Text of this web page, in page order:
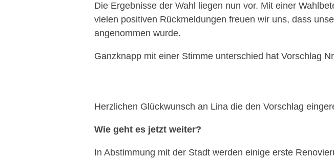
Die Ergebnisse der Wahl liegen nun vor. Mit einer
vielen positiven Rückmeldungen freuen wir uns, dass
angenommen wurde.
Ganzknapp mit einer Stimme unterschied hat Vorschlag
Herzlichen Glückwunsch an Lina die den Vorschlag
Wie geht es jetzt weiter?
In Abstimmung mit der Stadt werden einige erste